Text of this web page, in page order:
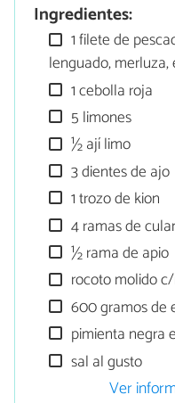
Ingredientes:
1 filete de
lenguado, merluza,
1 cebolla roja
5 limones
½ ají limo
3 dientes de ajo
1 trozo de kion
4 ramas de
½ rama de apio
rocoto molido
600 gramos de
pimienta negra
sal al gusto
Ver